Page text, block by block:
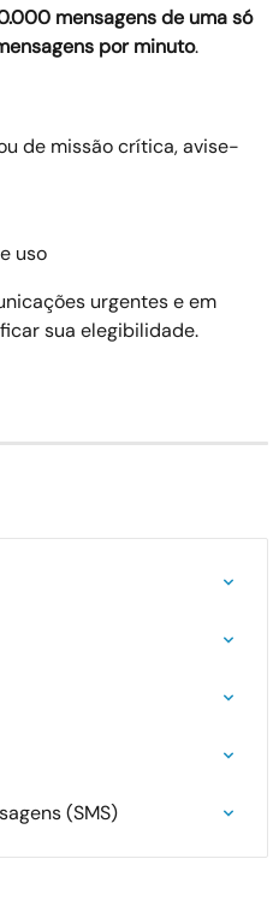
mensagens de uma só
por minuto.
de missão crítica, avise-
uso
urgentes e em
sua elegibilidade.
(SMS)